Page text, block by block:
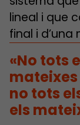
lineal i que
final i
«No tots
no tots
els